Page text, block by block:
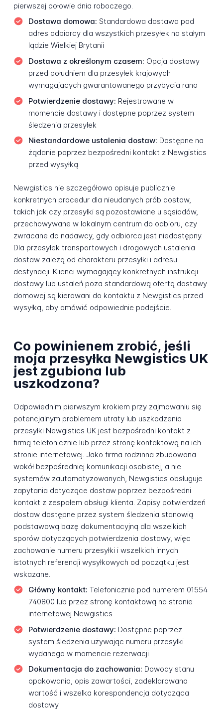
pierwszej połowie dnia roboczego.
Dostawa domowa: Standardowa dostawa pod
adres odbiorcy dla wszystkich przesyłek na stałym
lądzie Wielkiej Brytanii
Dostawa z określonym czasem: Opcja dostawy
przed południem dla przesyłek krajowych
wymagających gwarantowanego przybycia rano
Potwierdzenie dostawy: Rejestrowane w
momencie dostawy i dostępne poprzez system
śledzenia przesyłek
Niestandardowe ustalenia dostaw: Dostępne na
żądanie poprzez bezpośredni kontakt z Newgistics
przed wysyłką
Newgistics nie szczegółowo opisuje publicznie
konkretnych procedur dla nieudanych prób dostaw,
takich jak czy przesyłki są pozostawiane u sąsiadów,
przechowywane w lokalnym centrum do odbioru, czy
zwracane do nadawcy, gdy odbiorca jest niedostępny.
Dla przesyłek transportowych i drogowych ustalenia
dostaw zależą od charakteru przesyłki i adresu
destynacji. Klienci wymagający konkretnych instrukcji
dostawy lub ustaleń poza standardową ofertą dostawy
domowej są kierowani do kontaktu z Newgistics przed
wysyłką, aby omówić odpowiednie podejście.
Co powinienem zrobić, jeśli
moja przesyłka Newgistics UK
jest zgubiona lub
uszkodzona?
Odpowiednim pierwszym krokiem przy zajmowaniu się
potencjalnym problemem utraty lub uszkodzenia
przesyłki Newgistics UK jest bezpośredni kontakt z
firmą telefonicznie lub przez stronę kontaktową na ich
stronie internetowej. Jako firma rodzinna zbudowana
wokół bezpośredniej komunikacji osobistej, a nie
systemów zautomatyzowanych, Newgistics obsługuje
zapytania dotyczące dostaw poprzez bezpośredni
kontakt z zespołem obsługi klienta. Zapisy potwierdzeń
dostaw dostępne przez system śledzenia stanowią
podstawową bazę dokumentacyjną dla wszelkich
sporów dotyczących potwierdzenia dostawy, więc
zachowanie numeru przesyłki i wszelkich innych
istotnych referencji wysyłkowych od początku jest
wskazane.
Główny kontakt: Telefonicznie pod numerem 01554
740800 lub przez stronę kontaktową na stronie
internetowej Newgistics
Potwierdzenie dostawy: Dostępne poprzez
system śledzenia używając numeru przesyłki
wydanego w momencie rezerwacji
Dokumentacja do zachowania: Dowody stanu
opakowania, opis zawartości, zadeklarowana
wartość i wszelka korespondencja dotycząca
dostawy